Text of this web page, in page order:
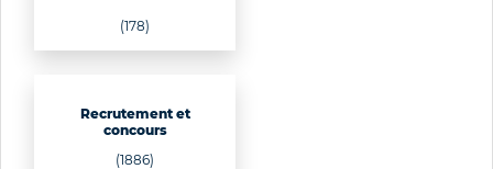
(178)
Recrutement et
concours
(1886)